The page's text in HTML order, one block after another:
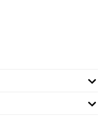
this hob to work great
for my daughter's new kitchen,